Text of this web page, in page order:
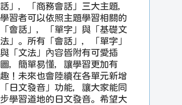
話」，「商務會話」三大主題，
學習者可以依照主題學習相關的
「會話」，「單字」與「基礎文
法」。所有「會話」，「單字」
與「文法」內容皆附有可愛插
圖，簡單易懂，讓學習更加有
趣！未來也會陸續在各單元新增
「日文發音」功能，讓大家能同
步學習道地的日文發音。希望大